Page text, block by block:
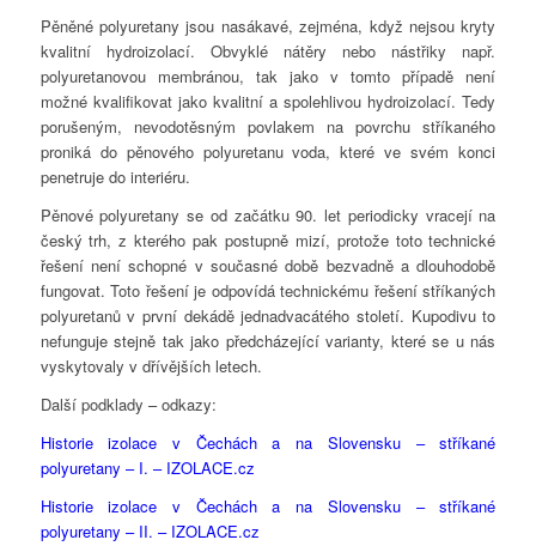
Pěněné polyuretany jsou nasákavé, zejména, když nejsou kryty
kvalitní hydroizolací. Obvyklé nátěry nebo nástřiky např.
polyuretanovou membránou, tak jako v tomto případě není
možné kvalifikovat jako kvalitní a spolehlivou hydroizolací. Tedy
porušeným, nevodotěsným povlakem na povrchu stříkaného
proniká do pěnového polyuretanu voda, které ve svém konci
penetruje do interiéru.
Pěnové polyuretany se od začátku 90. let periodicky vracejí na
český trh, z kterého pak postupně mizí, protože toto technické
řešení není schopné v současné době bezvadně a dlouhodobě
fungovat. Toto řešení je odpovídá technickému řešení stříkaných
polyuretanů v první dekádě jednadvacátého století. Kupodivu to
nefunguje stejně tak jako předcházející varianty, které se u nás
vyskytovaly v dřívějších letech.
Další podklady – odkazy:
Historie izolace v Čechách a na Slovensku – stříkané
polyuretany – I. – IZOLACE.cz
Historie izolace v Čechách a na Slovensku – stříkané
polyuretany – II. – IZOLACE.cz